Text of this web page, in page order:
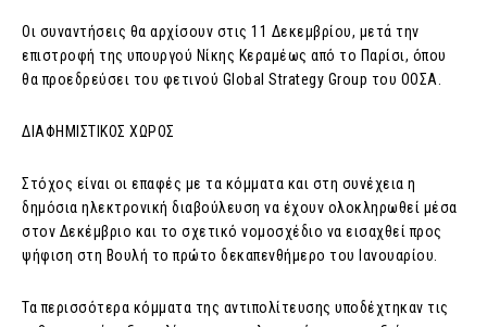
Οι συναντήσεις θα αρχίσουν στις 11 Δεκεμβρίου, μετά την
επιστροφή της υπουργού Νίκης Κεραμέως από το Παρίσι, όπου
θα προεδρεύσει του φετινού Global Strategy Group του ΟΟΣΑ.
ΔΙΑΦΗΜΙΣΤΙΚΟΣ ΧΩΡΟΣ
Στόχος είναι οι επαφές με τα κόμματα και στη συνέχεια η
δημόσια ηλεκτρονική διαβούλευση να έχουν ολοκληρωθεί μέσα
στον Δεκέμβριο και το σχετικό νομοσχέδιο να εισαχθεί προς
ψήφιση στη Βουλή το πρώτο δεκαπενθήμερο του Ιανουαρίου.
Τα περισσότερα κόμματα της αντιπολίτευσης υποδέχτηκαν τις